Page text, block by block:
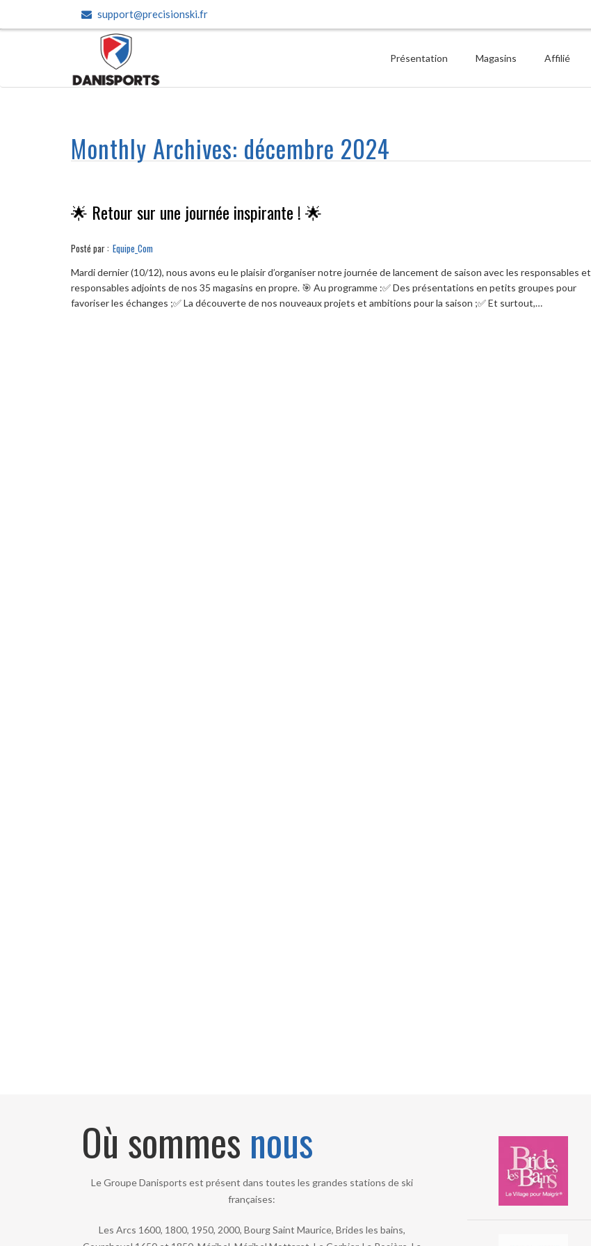
support@precisionski.fr
Présentation Magasins Affilié
Monthly Archives: décembre 2024
🌟 Retour sur une journée inspirante ! 🌟
Posté par : Equipe_Com
Mardi dernier (10/12), nous avons eu le plaisir d’organiser notre journée de lancement de saison avec les responsables et
responsables adjoints de nos 35 magasins en propre. 🎯 Au programme :✅ Des présentations en petits groupes pour
favoriser les échanges ;✅ La découverte de nos nouveaux projets et ambitions pour la saison ;✅ Et surtout,…
Où sommes nous
Le Groupe Danisports est présent dans toutes les grandes stations de ski
françaises:
Les Arcs 1600, 1800, 1950, 2000, Bourg Saint Maurice, Brides les bains,